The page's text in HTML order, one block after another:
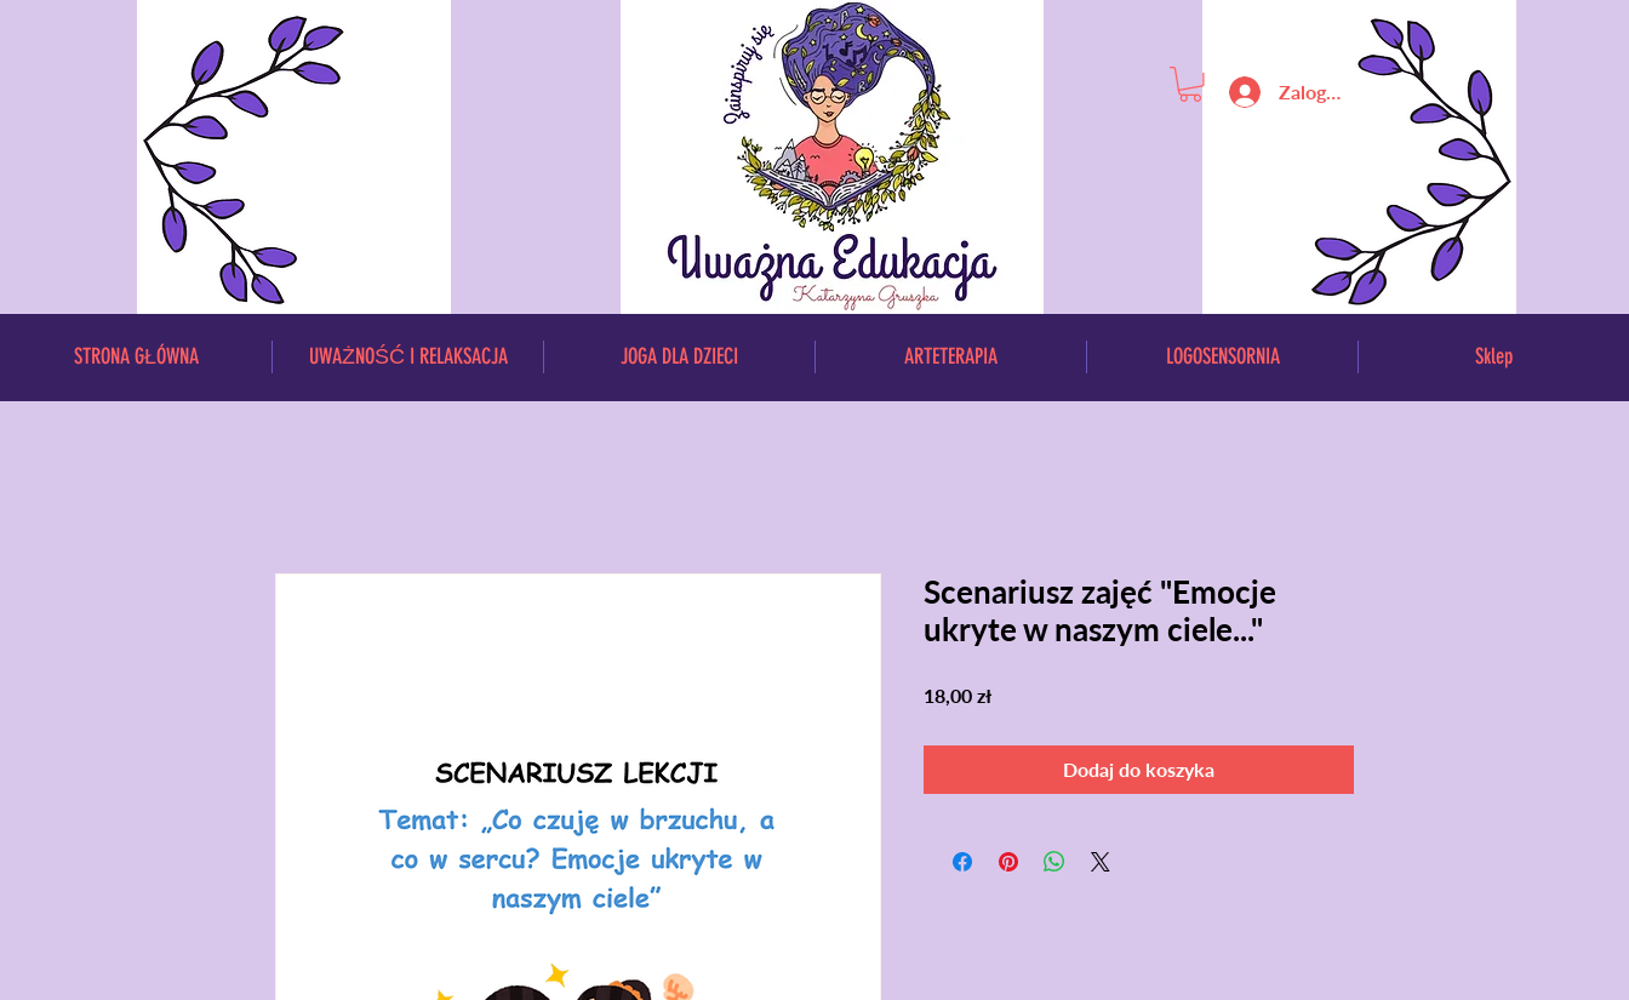
Zaloguj się
Scenariusz zajęć "Emocje
ukryte w naszym ciele..."
18,00 złCena
Dodaj do koszyka
STRONA GŁÓWNA UWAŻNOŚĆ I RELAKSACJA JOGA DLA DZIECI ARTETERAPIA LOGOSENSORNIA Sklep